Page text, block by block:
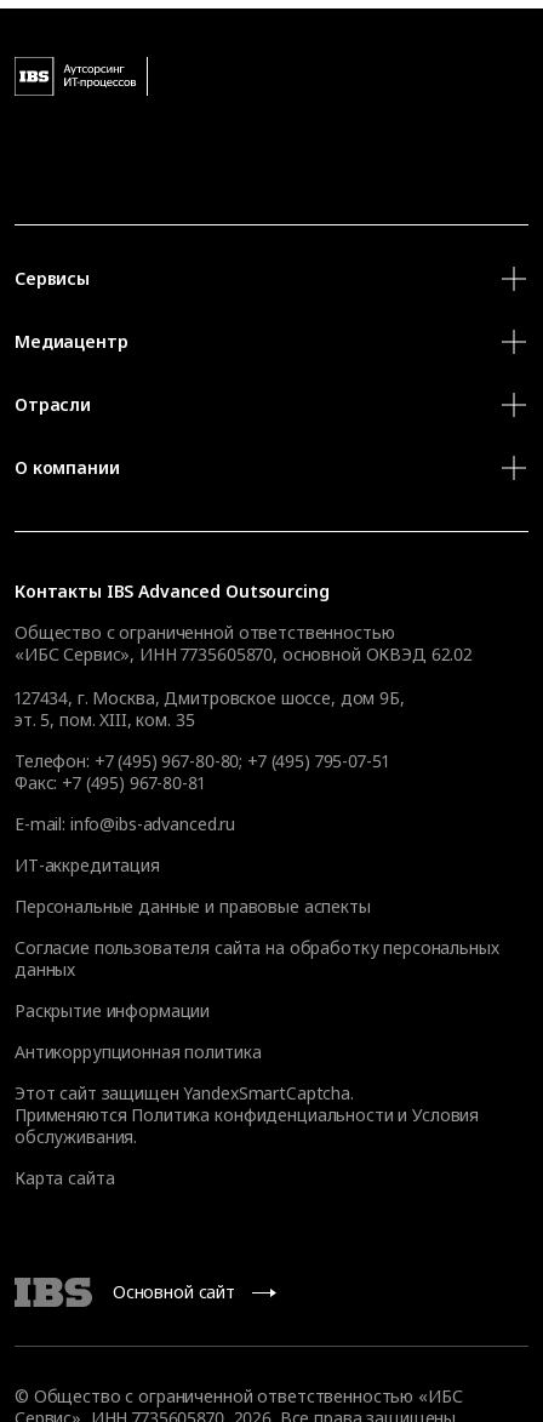
Контакты IBS Advanced Outsourcing
Общество с ограниченной ответственностью
«ИБС Сервис», ИНН 7735605870, основной ОКВЭД 62.02
127434, г. Москва, Дмитровское шоссе, дом 9Б,
эт. 5, пом. XIII, ком. 35
Телефон: +7 (495) 967-80-80; +7 (495) 795-07-51
Факс: +7 (495) 967-80-81
E-mail: info@ibs-advanced.ru
ИТ-аккредитация
Персональные данные и правовые аспекты
Согласие пользователя сайта на обработку персональных
данных
Раскрытие информации
Антикоррупционная политика
Этот сайт защищен YandexSmartCaptcha.
Применяются Политика конфиденциальности иУсловия
обслуживания.
Карта сайта
Сервисы
Медиацентр
Отрасли
О компании
Основной сайт
© Общество с ограниченной ответственностью «ИБС
Сервис», ИНН 7735605870, 2026. Все права защищены